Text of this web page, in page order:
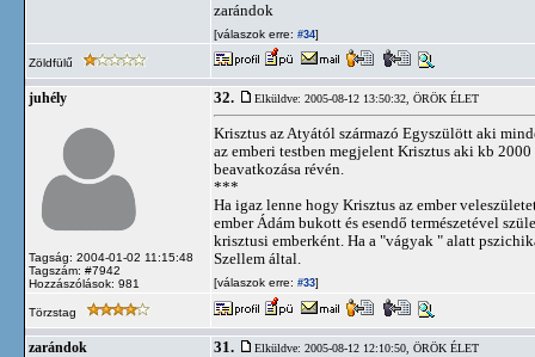
zarándok
[válaszok erre: #34]
Zöldfülű
juhély
Tagság: 2004-01-02 11:15:48
Tagszám: #7942
Hozzászólások: 981
32. Elküldve: 2005-08-12 13:50:32, ÖRÖK ÉLET
Krisztus az Atyától származó Egyszülött aki
az emberi testben megjelent Krisztus aki kb
beavatkozása révén.
***
Ha igaz lenne hogy Krisztus az ember
ember Ádám bukott és esendő természetével
krisztusi emberként. Ha a "vágyak " alatt
Szellem által.
[válaszok erre: #33]
Törzstag
zarándok 31. Elküldve: 2005-08-12 12:10:50, ÖRÖK ÉLET